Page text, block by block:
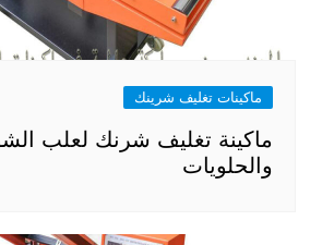
ماكينات تغليف شرينك
ماكينة تغليف شرنك لعلب
والحلويات